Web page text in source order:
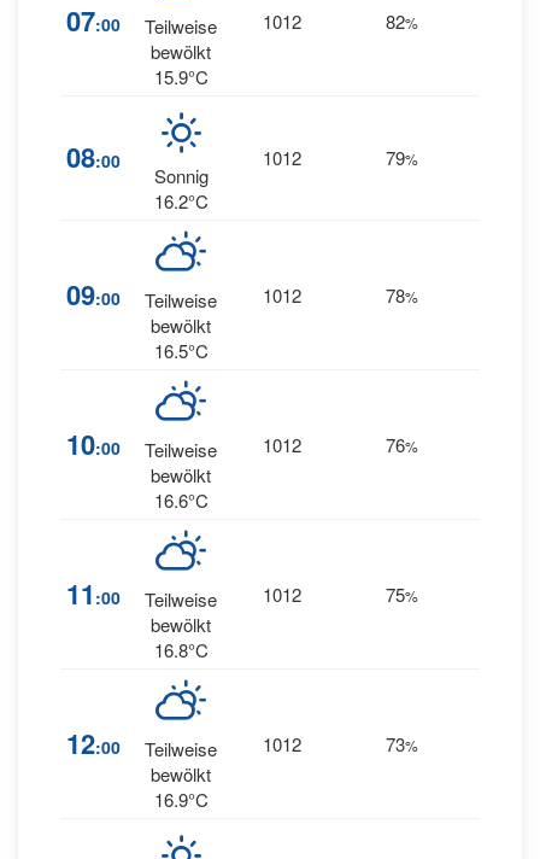
07:00
Teilweise
bewölkt
15.9°C
1012 82%
08:00
Sonnig
16.2°C
1012 79%
09:00
Teilweise
bewölkt
16.5°C
1012 78%
10:00
Teilweise
bewölkt
16.6°C
1012 76%
11 :00
Teilweise
bewölkt
16.8°C
1012 75%
12:00
Teilweise
bewölkt
16.9°C
1012 73%